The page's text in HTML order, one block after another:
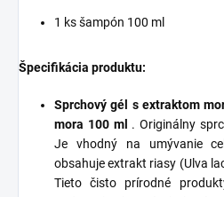
1 ks šampón 100 ml
Špecifikácia produktu:
Sprchový gél s extraktom
mora 100 ml . Originálny
Je vhodný na umývanie
obsahuje extrakt riasy (Ulva
Tieto čisto prírodné